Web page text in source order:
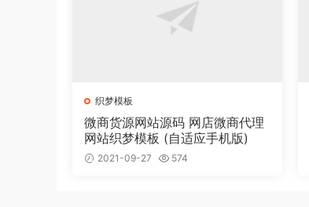
织梦模板
微商货源网站源码 网店微商代理
网站织梦模板 (自适应手机版)
2021-09-27 574